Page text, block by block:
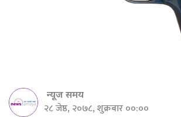
न्यूज समय
२८ जेष्ठ, २०७८, शुक्रबार ००:००